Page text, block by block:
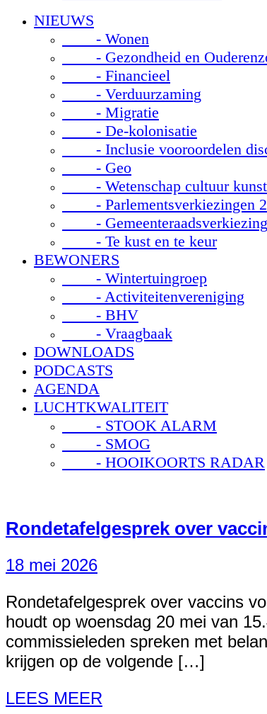
NIEUWS
- Wonen
- Gezondheid en
- Financieel
- Verduurzaming
- Migratie
- De-kolonisatie
- Inclusie vooroordelen
- Geo
- Wetenschap cultuur kunst
- Parlementsverkiezingen
-
- Te kust en te keur
BEWONERS
- Wintertuingroep
- Activiteitenvereniging
- BHV
- Vraagbaak
DOWNLOADS
PODCASTS
AGENDA
LUCHTKWALITEIT
- STOOK ALARM
- SMOG
- HOOIKOORTS RADAR
Rondetafelgesprek over
18 mei 2026
Rondetafelgesprek over vaccins
houdt op woensdag 20 mei van
commissieleden spreken met
krijgen op de volgende […]
LEES MEER